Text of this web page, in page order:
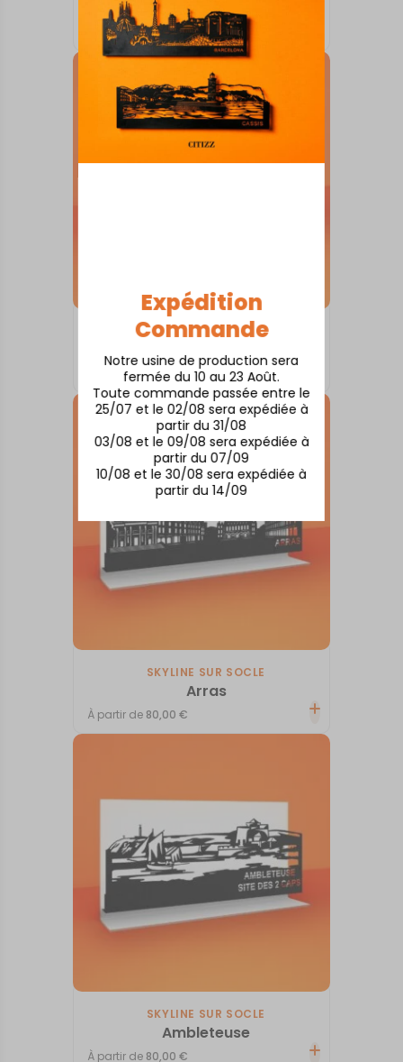
Expédition
Commande
Notre usine de production sera
fermée du 10 au 23 Août.
Toute commande passée entre le
25/07 et le 02/08 sera expédiée à
partir du 31/08
03/08 et le 09/08 sera expédiée à
partir du 07/09
10/08 et le 30/08 sera expédiée à
partir du 14/09
Antibes
À partir de80,00€
SKYLINE SUR SOCLE
Anglet
À partir de80,00€
SKYLINE SUR SOCLE
Arras
À partir de 80,00€
SKYLINE SUR SOCLE
Ambleteuse
À partir de 80,00€